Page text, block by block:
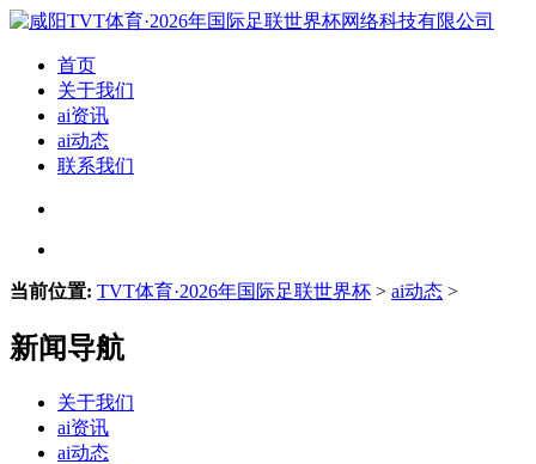
首页
关于我们
ai资讯
ai动态
联系我们
当前位置: TVT体育·2026年国际足联世界杯 > ai动态 >
新闻导航
关于我们
ai资讯
ai动态